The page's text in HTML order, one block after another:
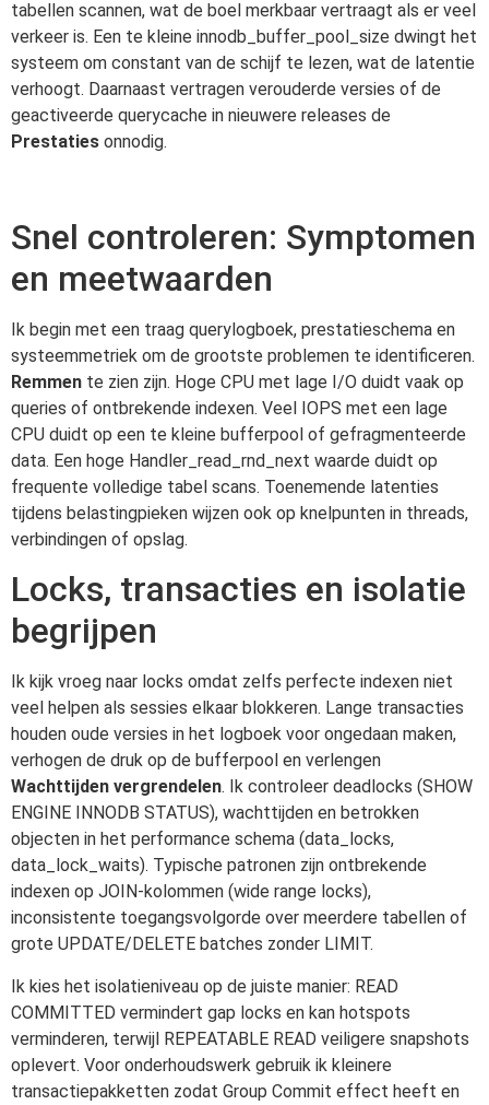
tabellen scannen, wat de boel merkbaar vertraagt als er veel
verkeer is. Een te kleine innodb_buffer_pool_size dwingt het
systeem om constant van de schijf te lezen, wat de latentie
verhoogt. Daarnaast vertragen verouderde versies of de
geactiveerde querycache in nieuwere releases de
Prestaties onnodig.
Snel controleren: Symptomen
en meetwaarden
Ik begin met een traag querylogboek, prestatieschema en
systeemmetriek om de grootste problemen te identificeren.
Remmen te zien zijn. Hoge CPU met lage I/O duidt vaak op
queries of ontbrekende indexen. Veel IOPS met een lage
CPU duidt op een te kleine bufferpool of gefragmenteerde
data. Een hoge Handler_read_rnd_next waarde duidt op
frequente volledige tabel scans. Toenemende latenties
tijdens belastingpieken wijzen ook op knelpunten in threads,
verbindingen of opslag.
Locks, transacties en isolatie
begrijpen
Ik kijk vroeg naar locks omdat zelfs perfecte indexen niet
veel helpen als sessies elkaar blokkeren. Lange transacties
houden oude versies in het logboek voor ongedaan maken,
verhogen de druk op de bufferpool en verlengen
Wachttijden vergrendelen. Ik controleer deadlocks (SHOW
ENGINE INNODB STATUS), wachttijden en betrokken
objecten in het performance schema (data_locks,
data_lock_waits). Typische patronen zijn ontbrekende
indexen op JOIN-kolommen (wide range locks),
inconsistente toegangsvolgorde over meerdere tabellen of
grote UPDATE/DELETE batches zonder LIMIT.
Ik kies het isolatieniveau op de juiste manier: READ
COMMITTED vermindert gap locks en kan hotspots
verminderen, terwijl REPEATABLE READ veiligere snapshots
oplevert. Voor onderhoudswerk gebruik ik kleinere
transactiepakketten zodat Group Commit effect heeft en